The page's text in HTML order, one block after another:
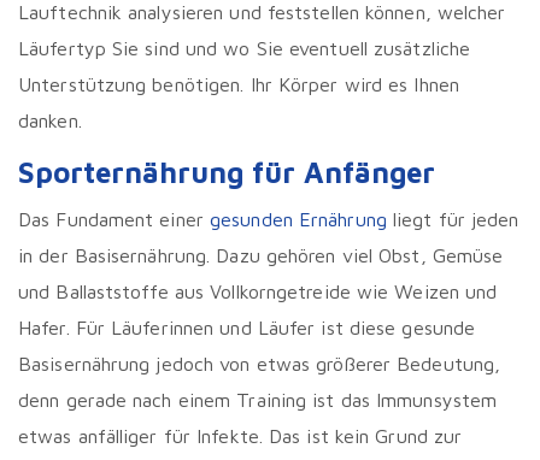
Lauftechnik analysieren und feststellen können, welcher
Läufertyp Sie sind und wo Sie eventuell zusätzliche
Unterstützung benötigen. Ihr Körper wird es Ihnen
danken.
Sporternährung für Anfänger
Das Fundament einergesunden Ernährung liegt für jeden
in der Basisernährung. Dazu gehören viel Obst, Gemüse
und Ballaststoffe aus Vollkorngetreide wie Weizen und
Hafer. Für Läuferinnen und Läufer ist diese gesunde
Basisernährung jedoch von etwas größerer Bedeutung,
denn gerade nach einem Training ist das Immunsystem
etwas anfälliger für Infekte. Das ist kein Grund zur